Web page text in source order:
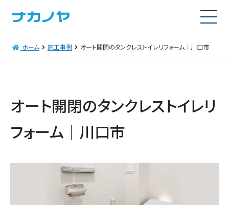
ホーム 施工事例 オート開閉のタンクレストイレリフォーム｜川口市
オート開閉のタンクレストイレリ
フォーム｜川口市